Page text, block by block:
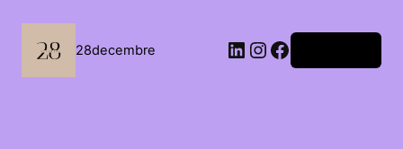
contenu
28decembre LinkedIn
Instagram
Facebook